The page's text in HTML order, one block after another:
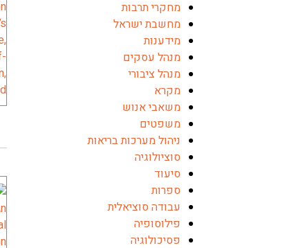
מחקרי תרבות
מחשבת ישראל
מידענות
מנהל עסקים
מנהל ציבורי
מקרא
משאבי אנוש
משפטים
ניהול מערכות בריאות
סוציולוגיה
סיעוד
ספרות
עבודה סוציאלית
פילוסופיה
פסיכולוגיה